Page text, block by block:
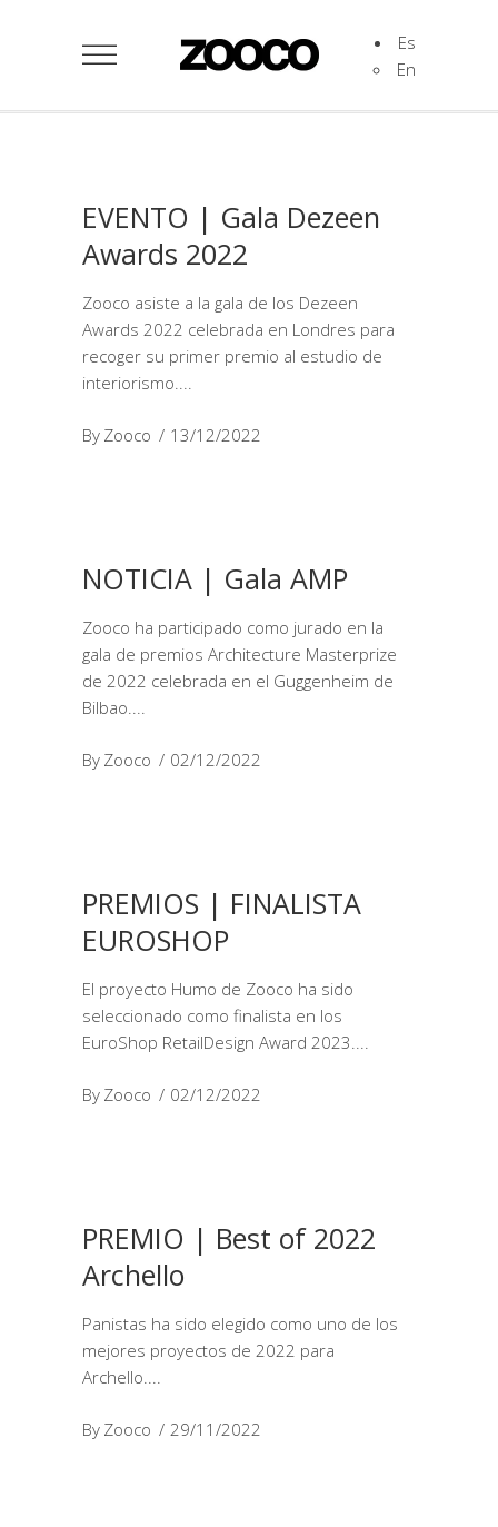
Es
En
EVENTO | Gala Dezeen
Awards 2022
Zooco asiste a la gala de los Dezeen
Awards 2022 celebrada en Londres para
recoger su primer premio al estudio de
interiorismo.
By Zooco 13/12/2022
NOTICIA | Gala AMP
Zooco ha participado como jurado en la
gala de premios Architecture Masterprize
de 2022 celebrada en el Guggenheim de
Bilbao.
By Zooco 02/12/2022
PREMIOS | FINALISTA
EUROSHOP
El proyecto Humo de Zooco ha sido
seleccionado como finalista en los
EuroShop RetailDesign Award 2023.
By Zooco 02/12/2022
PREMIO | Best of 2022
Archello
Panistas ha sido elegido como uno de los
mejores proyectos de 2022 para
Archello.
By Zooco 29/11/2022